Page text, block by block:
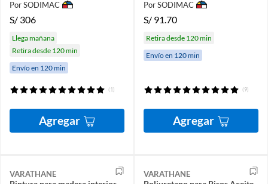
Por SODIMAC
S/ 306
Llega mañana
Retira desde 120 min
Envío en 120 min
(1)
Agregar
Por SODIMAC
S/ 91.70
Retira desde 120 min
Envío en 120 min
(9)
Agregar
VARATHANE VARATHANE